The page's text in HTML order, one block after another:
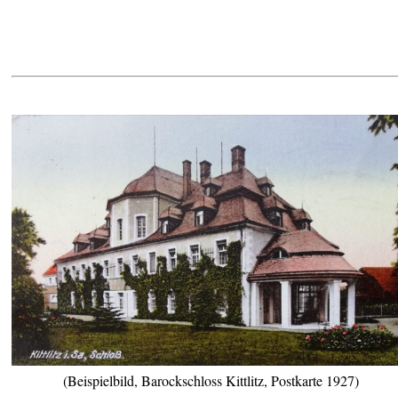
(Beispielbild, Barockschloss Kittlitz, Postkarte 1927)